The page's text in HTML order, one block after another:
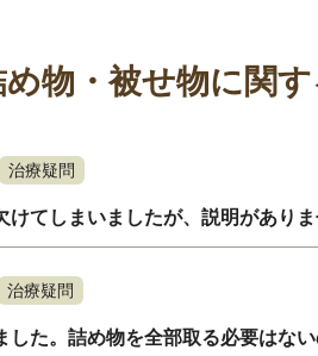
め物・被せ物に関
治療疑問
けてしまいましたが、説明がありま
治療疑問
した。詰め物を全部取る必要はな